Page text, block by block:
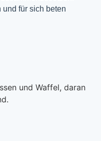
für sich beten